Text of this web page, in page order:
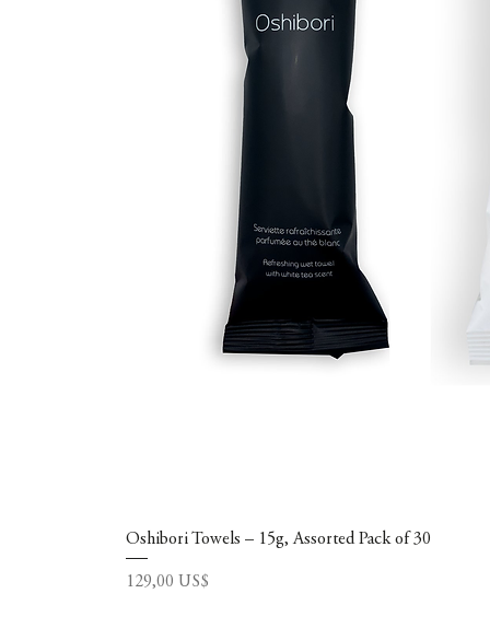
Oshibori Towels – 15g, Assorted Pack of 30
Precio
129,00 US$